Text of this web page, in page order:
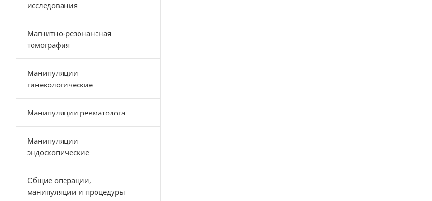
исследования
Магнитно-резонансная
томография
Манипуляции
гинекологические
Манипуляции ревматолога
Манипуляции
эндоскопические
Общие операции,
манипуляции и процедуры